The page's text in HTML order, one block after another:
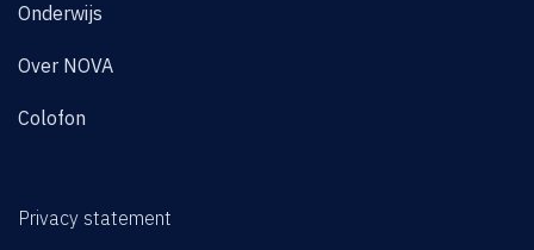
Onderwijs
Over NOVA
Colofon
Privacy statement